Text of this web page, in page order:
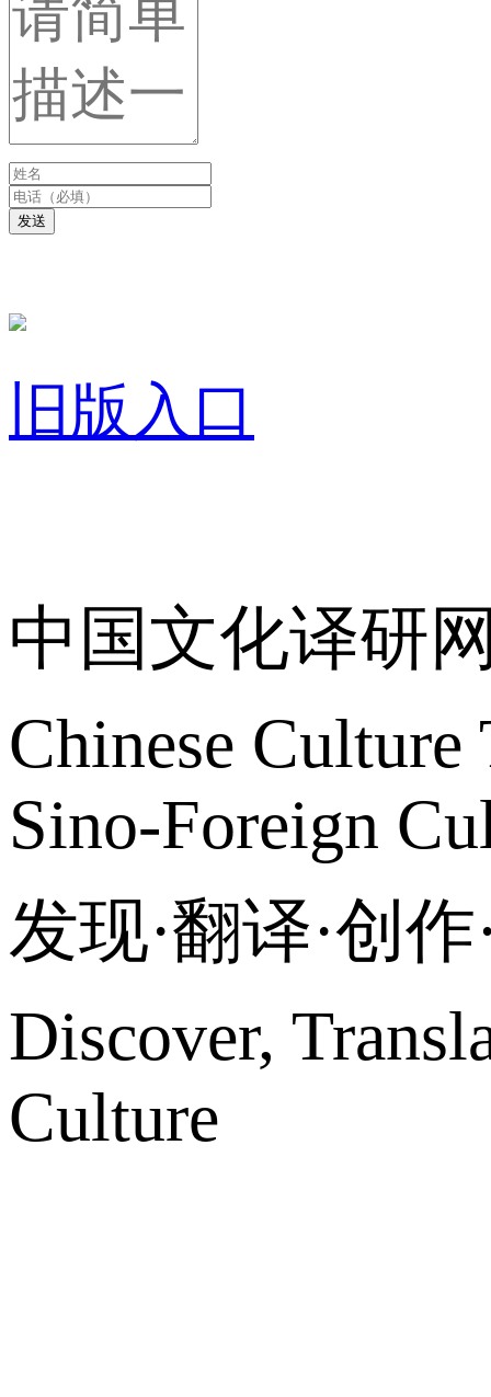
发送
旧版入口
中国文化译研
Chinese
Sino-Foreign
发现·翻译·创
Discover,
Culture